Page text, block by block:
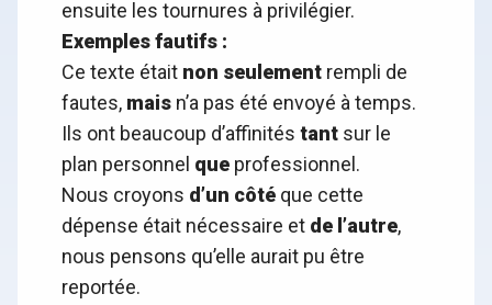
ensuite les tournures à privilégier.
Exemples fautifs :
Ce texte était non seulement rempli de
fautes, mais n’a pas été envoyé à temps.
Ils ont beaucoup d’affinités tant sur le
plan personnel que professionnel.
Nous croyons d’un côté que cette
dépense était nécessaire et de l’autre,
nous pensons qu’elle aurait pu être
reportée.